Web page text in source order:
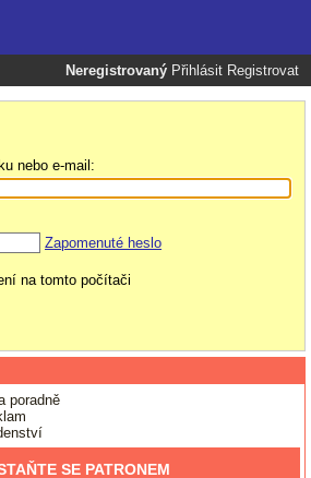
Neregistrovaný Přihlásit Registrovat
nebo e-mail:
Zapomenuté heslo
na tomto počítači
poradně
SE PATRONEM